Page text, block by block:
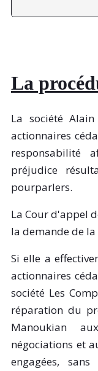
La
La société
actionnaires
responsabilité
préjudice
pourparlers.
La Cour d'appel
la demande de
Si elle a
actionnaires
société Les
réparation du
Manoukian
négociations et
engagées,